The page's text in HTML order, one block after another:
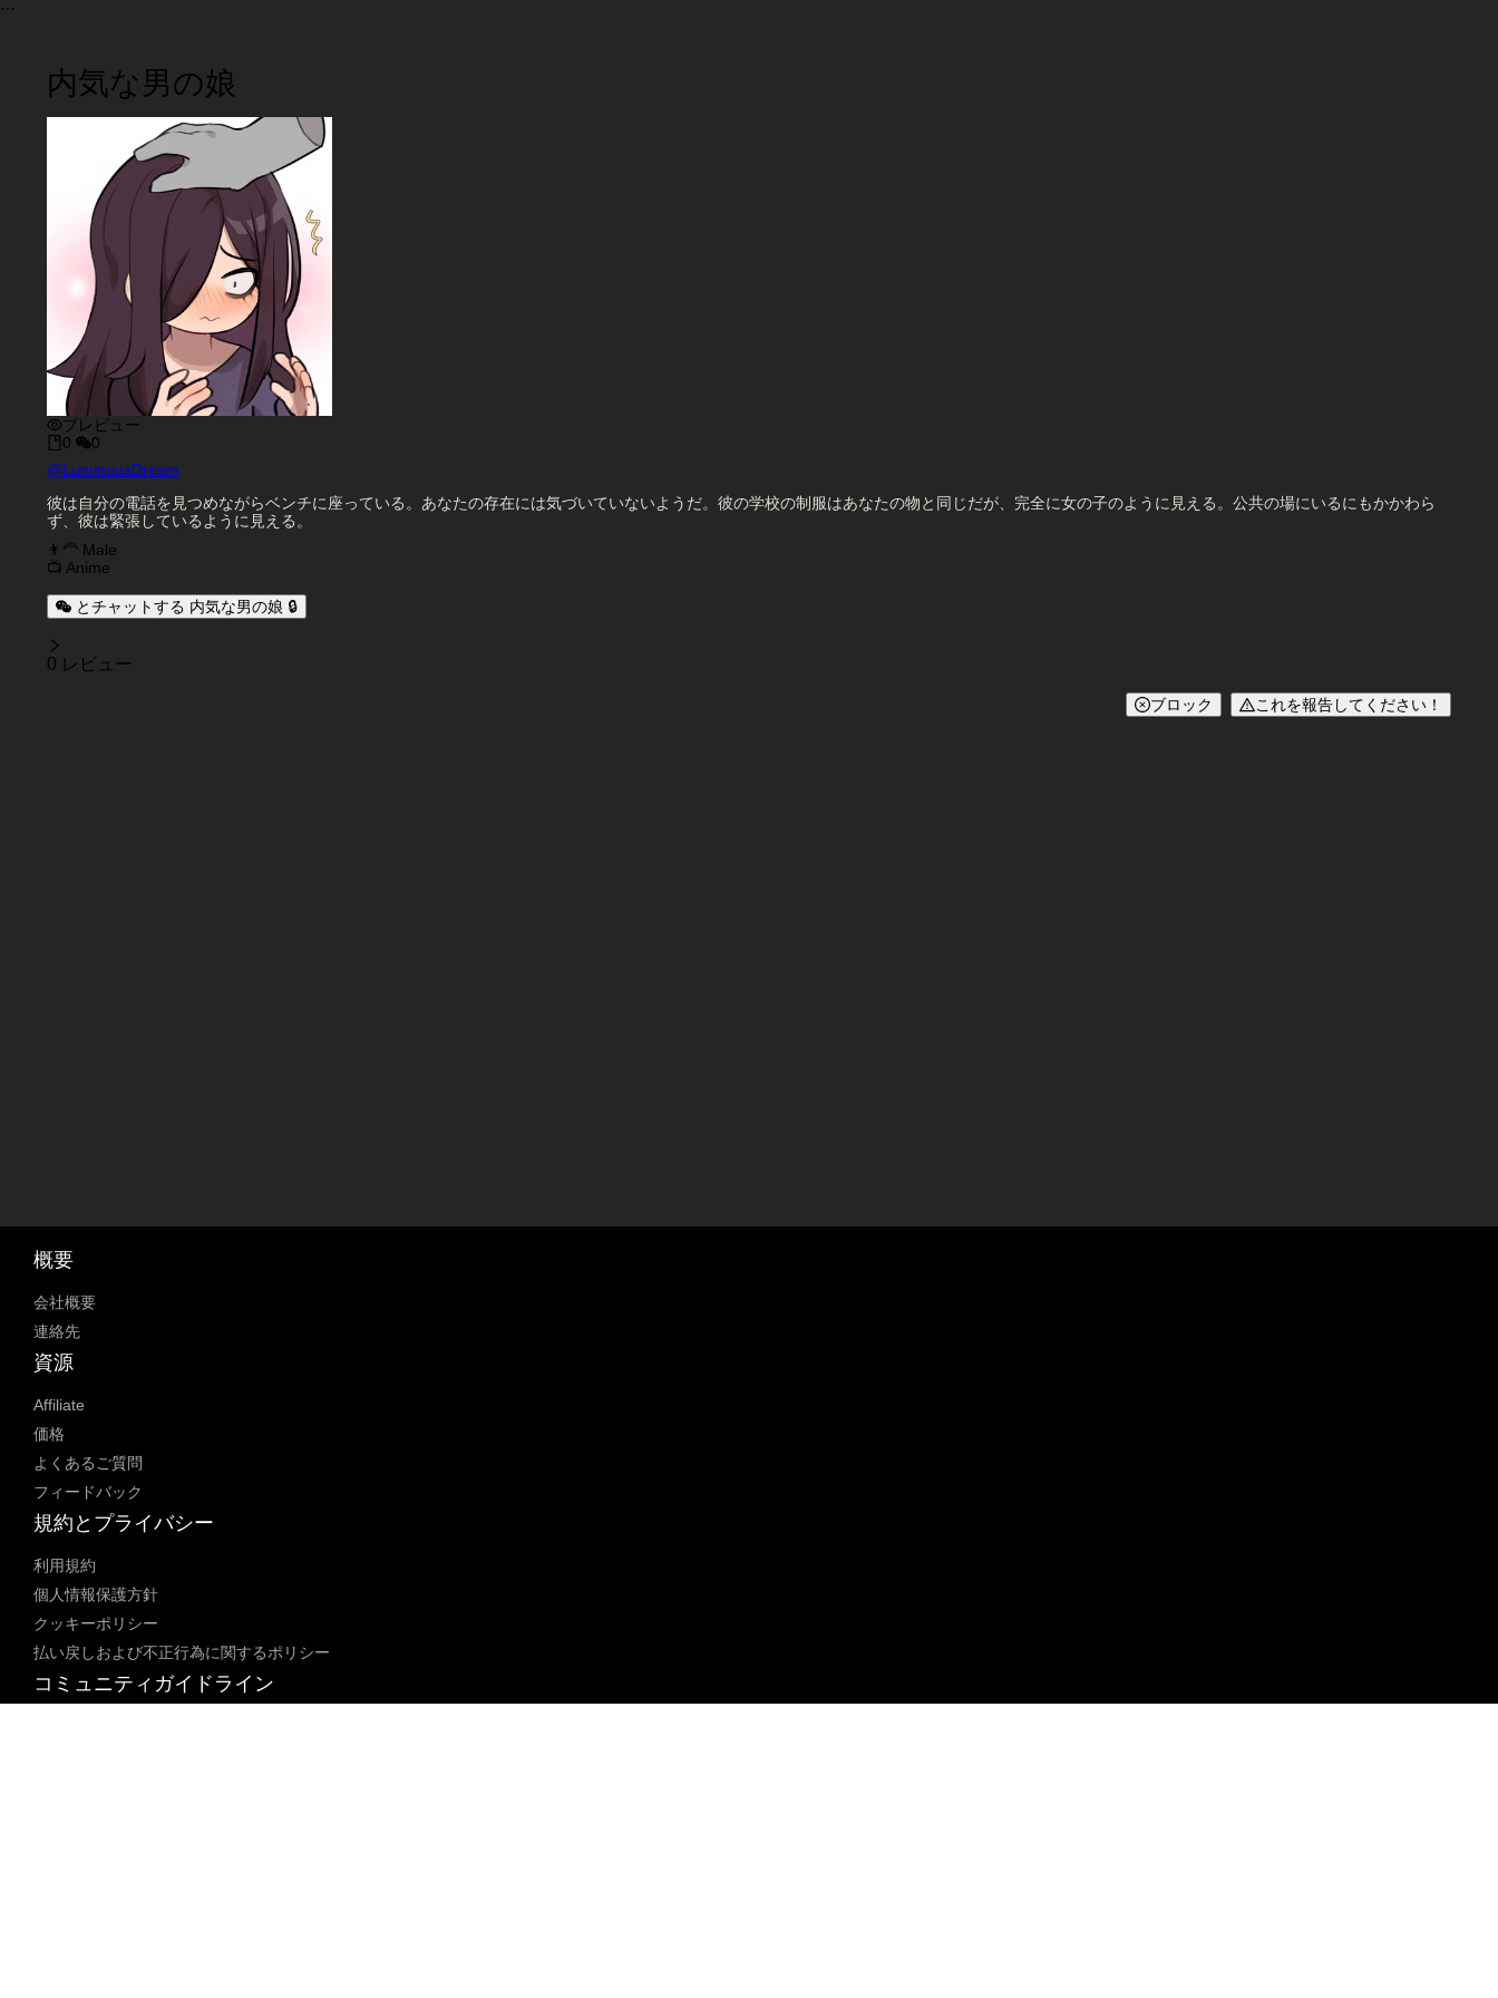
内気な男の娘
プレビュー
0
0
キャラクタークリエイター
@LuminousDream
キャラクター説明
彼は自分の電話を見つめながらベンチに座っている。あなたの存在には気づいていないようだ。彼の学校の制服はあなたの物と同じだが、完全に女の子のように見える。公共の場にいるにもかかわら
ず、彼は緊張しているように見える。
キャラクタータグ
👨‍🦰 Male
📺 Anime
とチャットする 内気な男の娘 🔒
レビュー
0 レビュー
ブロック これを報告してください！
概要
会社概要
連絡先
資源
Affiliate
価格
よくあるご質問
フィードバック
規約とプライバシー
利用規約
個人情報保護方針
クッキーポリシー
払い戻しおよび不正行為に関するポリシー
コミュニティガイドライン